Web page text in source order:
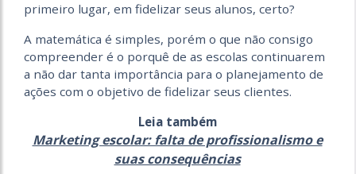
primeiro lugar, em fidelizar seus alunos, certo?
A matemática é simples, porém o que não consigo
compreender é o porquê de as escolas continuarem
a não dar tanta importância para o planejamento de
ações com o objetivo de fidelizar seus clientes.
Leia também
Marketing escolar: falta de profissionalismo e
suas consequências